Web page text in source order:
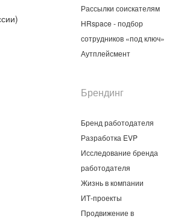
Рассылки соискателям
HRspace - подбор
сотрудников «под ключ»
Аутплейсмент
Брендинг
Бренд работодателя
Разработка EVP
Исследование бренда
работодателя
Жизнь в компании
ИТ-проекты
Продвижение в